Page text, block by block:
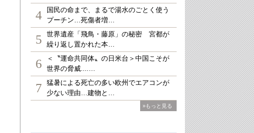
4
国民の命まで、まるで湯水のごとく使う
プーチン…死傷者増…
5
世界遺産「飛鳥・藤原」の秘密 宮都が
繰り返し置かれた本…
6
＜〝運命共同体〟の日米台＞中国こそが
世界の脅威....…
7
猛暑による死亡の多い欧州でエアコンが
少ない理由…建物と…
»もっと見る